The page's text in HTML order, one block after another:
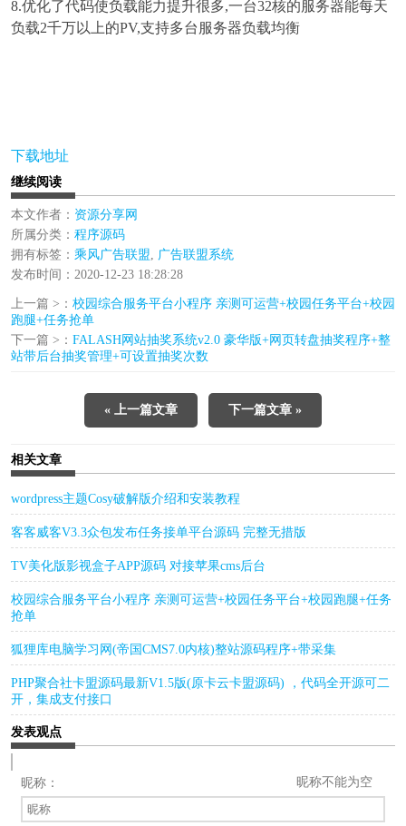
8.优化了代码使负载能力提升很多,一台32核的服务器能每天
负载2千万以上的PV,支持多台服务器负载均衡
下载地址
继续阅读
本文作者： 资源分享网
所属分类： 程序源码
拥有标签： 乘风广告联盟, 广告联盟系统
发布时间：2020-12-23 18:28:28
上一篇 >： 校园综合服务平台小程序 亲测可运营+校园任务平台+校园
跑腿+任务抢单
下一篇 >： FALASH网站抽奖系统v2.0 豪华版+网页转盘抽奖程序+整
站带后台抽奖管理+可设置抽奖次数
« 上一篇文章 下一篇文章 »
相关文章
wordpress主题Cosy破解版介绍和安装教程
客客威客V3.3众包发布任务接单平台源码 完整无措版
TV美化版影视盒子APP源码 对接苹果cms后台
校园综合服务平台小程序 亲测可运营+校园任务平台+校园跑腿+任务
抢单
狐狸库电脑学习网(帝国CMS7.0内核)整站源码程序+带采集
PHP聚合社卡盟源码最新V1.5版(原卡云卡盟源码) ，代码全开源可二
开，集成支付接口
发表观点
昵称： 昵称不能为空